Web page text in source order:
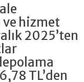
hizmet
2025’ten
TL’den